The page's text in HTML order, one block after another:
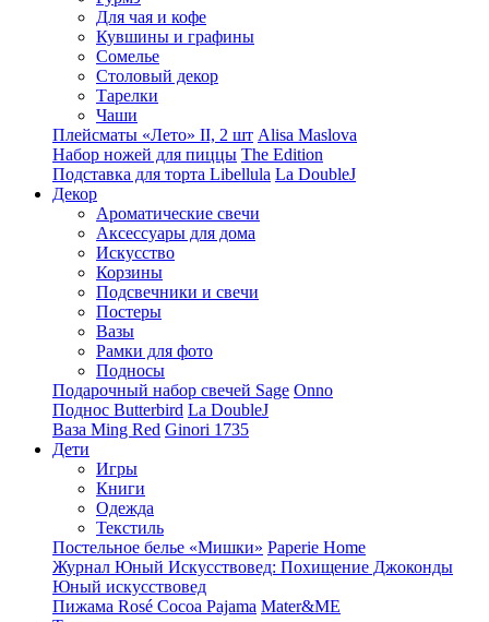
Для чая и кофе
Кувшины и графины
Сомелье
Столовый декор
Тарелки
Чаши
Плейсматы «Лето» II, 2 шт Alisa Maslova
Набор ножей для пиццы The Edition
Подставка для торта Libellula La DoubleJ
Декор
Ароматические свечи
Аксессуары для дома
Искусство
Корзины
Подсвечники и свечи
Постеры
Вазы
Рамки для фото
Подносы
Подарочный набор свечей Sage Onno
Поднос Butterbird La DoubleJ
Ваза Ming Red Ginori 1735
Дети
Игры
Книги
Одежда
Текстиль
Постельное белье «Мишки» Paperie Home
Журнал Юный Искусствовед: Похищение Джоконды
Юный искусствовед
Пижама Rosé Cocoa Pajama Mater&ME